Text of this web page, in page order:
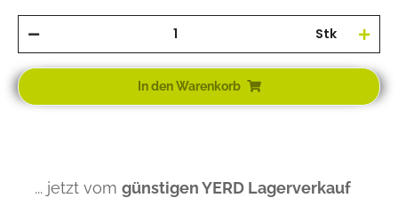
Stk
In den Warenkorb
... jetzt vom günstigen YERD Lagerverkauf